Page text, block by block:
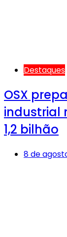
Destaques
OSX
industrial
1,2 bilhão
8 de